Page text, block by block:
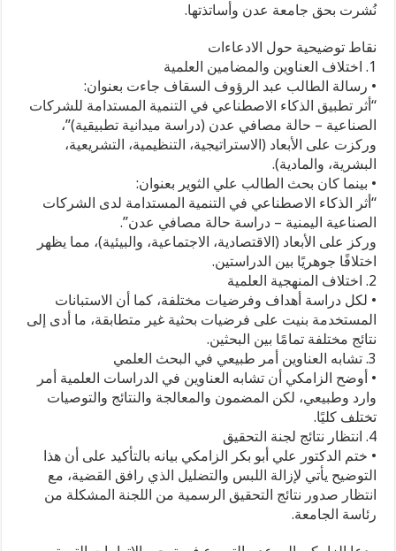
نُشرت بحق جامعة عدن وأساتذتها.
نقاط توضيحية حول الادعاءات
1. اختلاف العناوين والمضامين العلمية
• رسالة الطالب عبد الرؤوف السقاف جاءت بعنوان:
“أثر تطبيق الذكاء الاصطناعي في التنمية المستدامة للشركات
الصناعية – حالة مصافي عدن (دراسة ميدانية تطبيقية)”،
وركزت على الأبعاد (الاستراتيجية، التنظيمية، التشريعية،
البشرية، والمادية).
• بينما كان بحث الطالب علي الثوير بعنوان:
“أثر الذكاء الاصطناعي في التنمية المستدامة لدى الشركات
الصناعية اليمنية – دراسة حالة مصافي عدن”.
وركز على الأبعاد (الاقتصادية، الاجتماعية، والبيئية)، مما يظهر
اختلافًا جوهريًا بين الدراستين.
2. اختلاف المنهجية العلمية
• لكل دراسة أهداف وفرضيات مختلفة، كما أن الاستبانات
المستخدمة بنيت على فرضيات بحثية غير متطابقة، ما أدى إلى
نتائج مختلفة تمامًا بين البحثين.
3. تشابه العناوين أمر طبيعي في البحث العلمي
• أوضح الزامكي أن تشابه العناوين في الدراسات العلمية أمر
وارد وطبيعي، لكن المضمون والمعالجة والنتائج والتوصيات
تختلف كليًا.
4. انتظار نتائج لجنة التحقيق
• ختم الدكتور علي أبو بكر الزامكي بيانه بالتأكيد على أن هذا
التوضيح يأتي لإزالة اللبس والتضليل الذي رافق القضية، مع
انتظار صدور نتائج التحقيق الرسمية من اللجنة المشكلة من
رئاسة الجامعة.